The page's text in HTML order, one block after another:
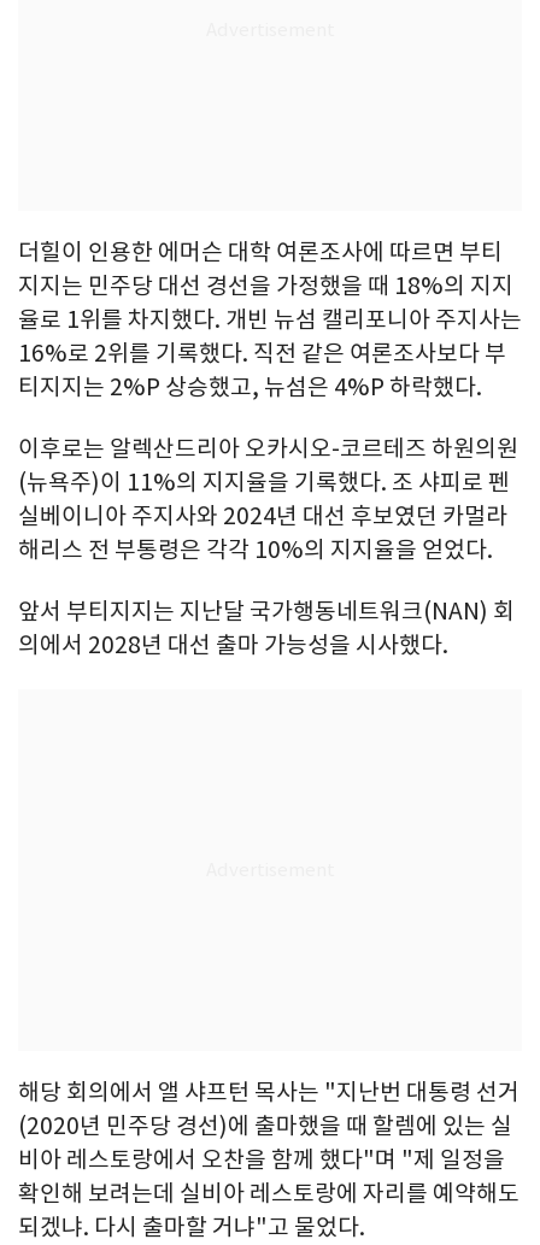
더힐이 인용한 에머슨 대학 여론조사에 따르면 부티
지지는 민주당 대선 경선을 가정했을 때 18%의 지지
율로 1위를 차지했다. 개빈 뉴섬 캘리포니아 주지사는
16%로 2위를 기록했다. 직전 같은 여론조사보다 부
티지지는 2%P 상승했고, 뉴섬은 4%P 하락했다.
이후로는 알렉산드리아 오카시오-코르테즈 하원의원
(뉴욕주)이 11%의 지지율을 기록했다. 조 샤피로 펜
실베이니아 주지사와 2024년 대선 후보였던 카멀라
해리스 전 부통령은 각각 10%의 지지율을 얻었다.
앞서 부티지지는 지난달 국가행동네트워크(NAN) 회
의에서 2028년 대선 출마 가능성을 시사했다.
해당 회의에서 앨 샤프턴 목사는 "지난번 대통령 선거
(2020년 민주당 경선)에 출마했을 때 할렘에 있는 실
비아 레스토랑에서 오찬을 함께 했다"며 "제 일정을
확인해 보려는데 실비아 레스토랑에 자리를 예약해도
되겠냐. 다시 출마할 거냐"고 물었다.